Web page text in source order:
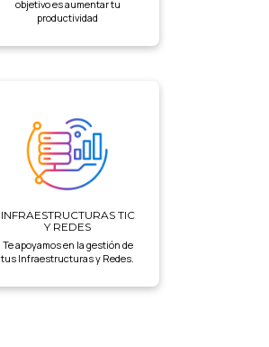
objetivo es aumentar tu
productividad
INFRAESTRUCTURAS TIC
Y REDES
Te apoyamos en la gestión de
tus Infraestructuras y Redes.